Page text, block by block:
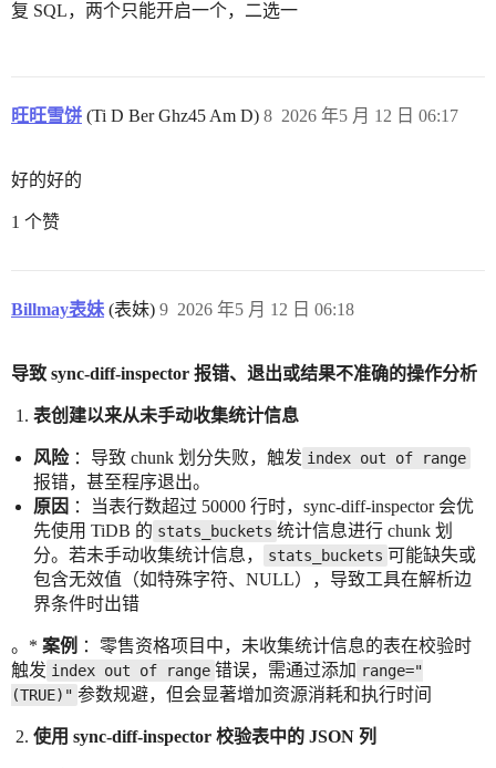
复 SQL，两个只能开启一个，二选一
旺旺雪饼 (Ti D Ber Ghz45 Am D) 2026 年5 月 12 日 06:17
8
好的好的
1 个赞
Billmay表妹 (表妹) 2026 年5 月 12 日 06:18
9
导致 sync-diff-inspector 报错、退出或结果不准确的操作分析
表创建以来从未手动收集统计信息
风险：导致 chunk 划分失败，触发 index out of range
报错，甚至程序退出。
原因 ：当表行数超过 50000 行时，sync-diff-inspector 会优
先使用 TiDB 的 stats_buckets 统计信息进行 chunk 划
分。若未手动收集统计信息，
stats_buckets 可能缺失或
包含无效值（如特殊字符、NULL），导致工具在解析边
界条件时出错
。* 案例 ：零售资格项目中，未收集统计信息的表在校验时
触发 index out of range 错误，需通过添加 range="
(TRUE)" 参数规避，但会显著增加资源消耗和执行时间
使用 sync-diff-inspector 校验表中的 JSON 列